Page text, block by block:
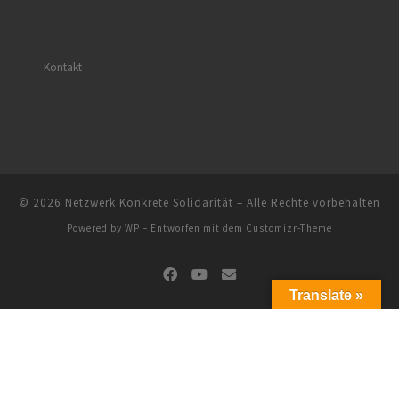
Kontakt
© 2026 Netzwerk Konkrete Solidarität – Alle Rechte vorbehalten
Powered by WP – Entworfen mit dem Customizr-Theme
Translate »